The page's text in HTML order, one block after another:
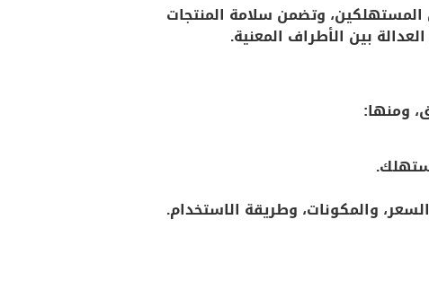
وتضمن سلامة المنتجات
بين الأطراف المعنية.
ومنها:
والمكونات، وطريقة الاستخدام.